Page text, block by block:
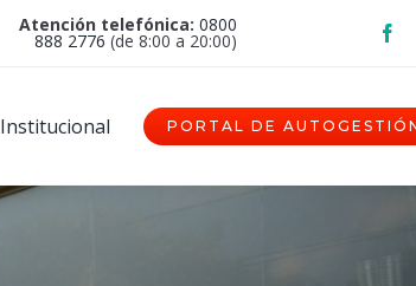
Atención telefónica: 0800
888 2776 (de 8:00 a 20:00)
Institucional PORTAL DE